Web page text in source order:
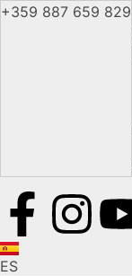
+359 887 659 829
ES